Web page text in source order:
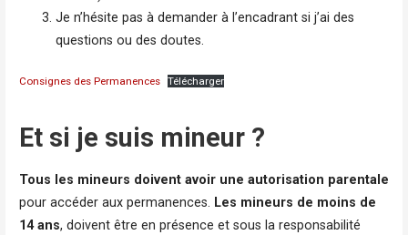
Je n’hésite pas à demander à l’encadrant si j’ai des
questions ou des doutes.
Consignes des Permanences Télécharger
Et si je suis mineur ?
Tous les mineurs doivent avoir une autorisation parentale
pour accéder aux permanences. Les mineurs de moins de
14 ans, doivent être en présence et sous la responsabilité